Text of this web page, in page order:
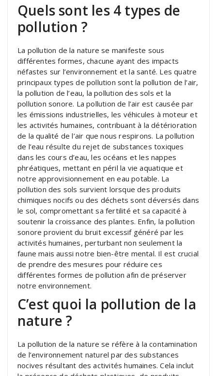
Quels sont les 4 types de
pollution ?
La pollution de la nature se manifeste sous
différentes formes, chacune ayant des impacts
néfastes sur l’environnement et la santé. Les quatre
principaux types de pollution sont la pollution de l’air,
la pollution de l’eau, la pollution des sols et la
pollution sonore. La pollution de l’air est causée par
les émissions industrielles, les véhicules à moteur et
les activités humaines, contribuant à la détérioration
de la qualité de l’air que nous respirons. La pollution
de l’eau résulte du rejet de substances toxiques
dans les cours d’eau, les océans et les nappes
phréatiques, mettant en péril la vie aquatique et
notre approvisionnement en eau potable. La
pollution des sols survient lorsque des produits
chimiques nocifs ou des déchets sont déversés dans
le sol, compromettant sa fertilité et sa capacité à
soutenir la croissance des plantes. Enfin, la pollution
sonore provient du bruit excessif généré par les
activités humaines, perturbant non seulement la
faune mais aussi notre bien-être mental. Il est crucial
de prendre des mesures pour réduire ces
différentes formes de pollution afin de préserver
notre environnement.
C’est quoi la pollution de la
nature ?
La pollution de la nature se réfère à la contamination
de l’environnement naturel par des substances
nocives résultant des activités humaines. Cela inclut